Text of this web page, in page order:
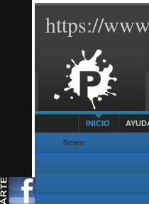
https://
INICIO
News: